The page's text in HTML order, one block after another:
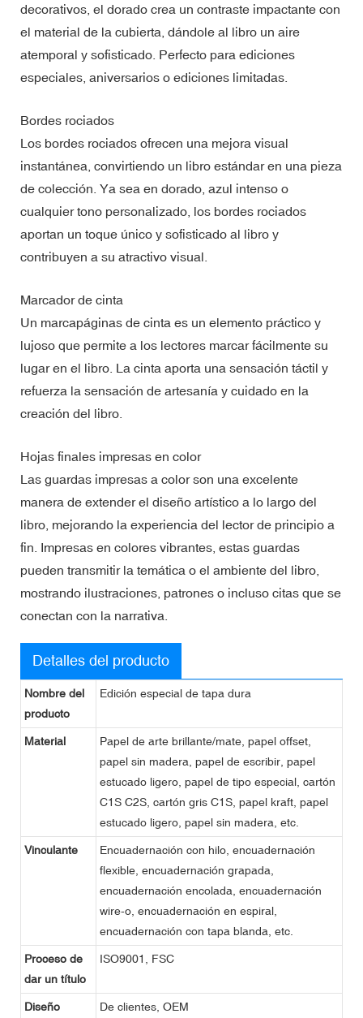
decorativos, el dorado crea un contraste impactante con
el material de la cubierta, dándole al libro un aire
atemporal y sofisticado. Perfecto para ediciones
especiales, aniversarios o ediciones limitadas.
Bordes rociados
Los bordes rociados ofrecen una mejora visual
instantánea, convirtiendo un libro estándar en una pieza
de colección. Ya sea en dorado, azul intenso o
cualquier tono personalizado, los bordes rociados
aportan un toque único y sofisticado al libro y
contribuyen a su atractivo visual.
Marcador de cinta
Un marcapáginas de cinta es un elemento práctico y
lujoso que permite a los lectores marcar fácilmente su
lugar en el libro. La cinta aporta una sensación táctil y
refuerza la sensación de artesanía y cuidado en la
creación del libro.
Hojas finales impresas en color
Las guardas impresas a color son una excelente
manera de extender el diseño artístico a lo largo del
libro, mejorando la experiencia del lector de principio a
fin. Impresas en colores vibrantes, estas guardas
pueden transmitir la temática o el ambiente del libro,
mostrando ilustraciones, patrones o incluso citas que se
conectan con la narrativa.
Detalles del producto
Nombre del
producto
Edición especial de tapa dura
Material
Papel de arte brillante/mate, papel offset,
papel sin madera, papel de escribir, papel
estucado ligero, papel de tipo especial, cartón
C1S C2S, cartón gris C1S, papel kraft, papel
estucado ligero, papel sin madera, etc.
Vinculante
Encuadernación con hilo, encuadernación
flexible, encuadernación grapada,
encuadernación encolada, encuadernación
wire-o, encuadernación en espiral,
encuadernación con tapa blanda, etc.
Proceso de
dar un título
ISO9001, FSC
Diseño De clientes, OEM